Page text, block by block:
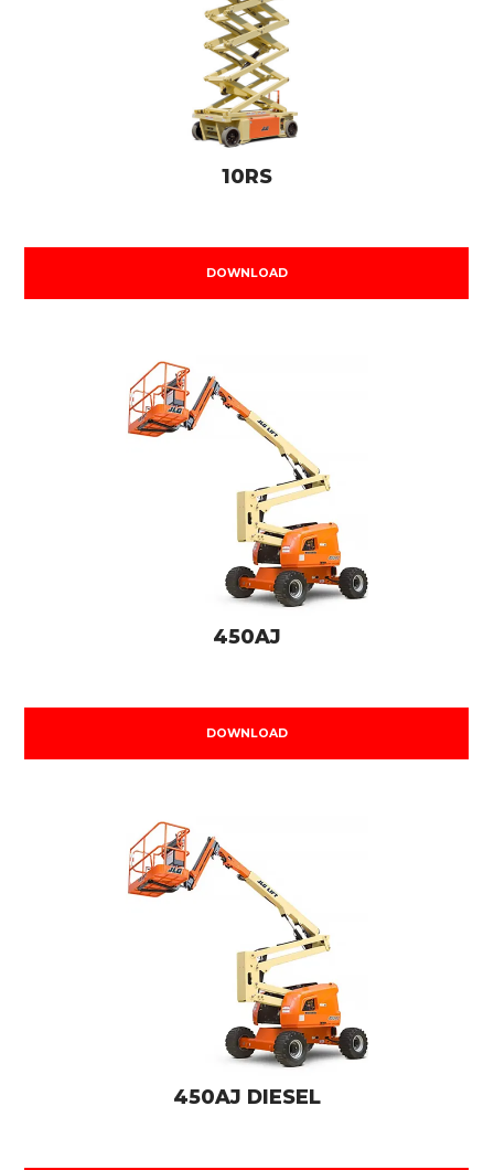
10RS
DOWNLOAD
450AJ
DOWNLOAD
450AJ DIESEL